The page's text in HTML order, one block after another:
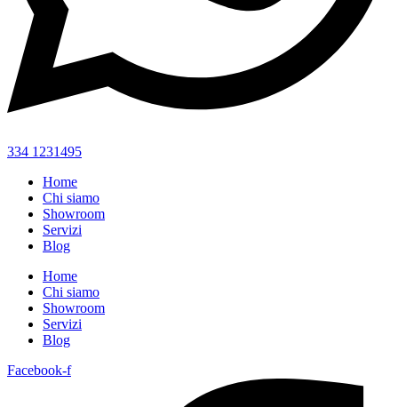
334 1231495
Home
Chi siamo
Showroom
Servizi
Blog
Home
Chi siamo
Showroom
Servizi
Blog
Facebook-f